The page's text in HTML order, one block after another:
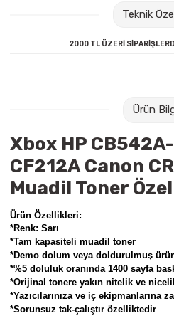
Teknik
2000 TL ÜZERİ
Ürün
Xbox HP
CF212A Canon
Muadil Toner
Ürün Özellikleri:
*Renk: Sarı
*Tam kapasiteli muadil toner
*Demo dolum veya doldurulmuş
*%5 doluluk oranında 1400 sayfa
*Orijinal tonere yakın nitelik ve
*Yazıcılarınıza ve iç ekipmanlarına
*Sorunsuz tak-çalıştır özelliktedir